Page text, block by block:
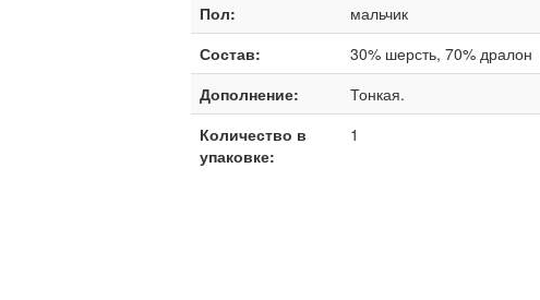
Пол:
мальчик
Состав:
30% шерсть, 70% дралон
Дополнение:
Тонкая.
Количество в
упаковке:
1